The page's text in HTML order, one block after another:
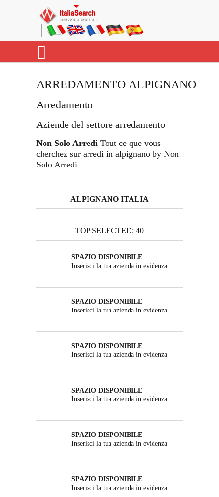
ARREDAMENTO ALPIGNANO
Arredamento
Aziende del settore arredamento
Non Solo Arredi Tout ce que vous
cherchez sur arredi in alpignano by Non
Solo Arredi
ALPIGNANO ITALIA
TOP SELECTED: 40
SPAZIO DISPONIBILE
Inserisci la tua azienda in evidenza
SPAZIO DISPONIBILE
Inserisci la tua azienda in evidenza
SPAZIO DISPONIBILE
Inserisci la tua azienda in evidenza
SPAZIO DISPONIBILE
Inserisci la tua azienda in evidenza
SPAZIO DISPONIBILE
Inserisci la tua azienda in evidenza
SPAZIO DISPONIBILE
Inserisci la tua azienda in evidenza